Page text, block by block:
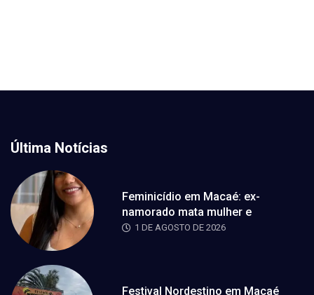
Última Notícias
Feminicídio em Macaé: ex-
namorado mata mulher e
1 DE AGOSTO DE 2026
Festival Nordestino em Macaé